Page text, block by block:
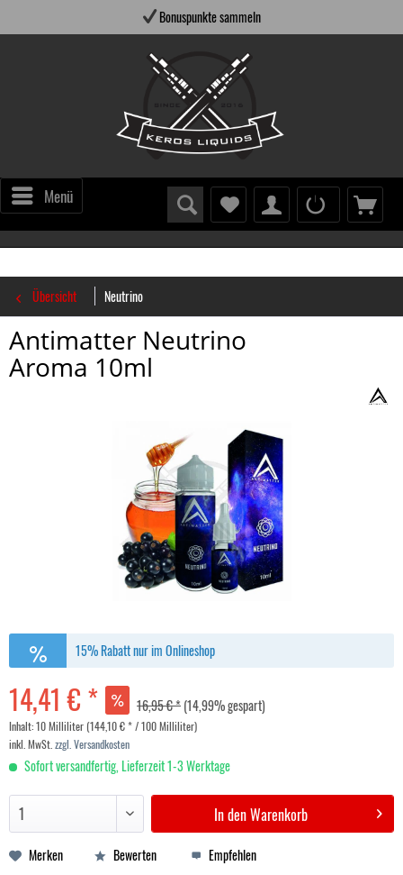
Bonuspunkte sammeln
Menü
Übersicht Neutrino
Antimatter Neutrino
Aroma 10ml
15% Rabatt nur im Onlineshop
14,41 € * 16,95 € *(14,99% gespart)
Inhalt:10 Milliliter (144,10 € * / 100 Milliliter)
inkl. MwSt. zzgl. Versandkosten
Sofort versandfertig, Lieferzeit 1-3 Werktage
In denWarenkorb
Merken Bewerten Empfehlen